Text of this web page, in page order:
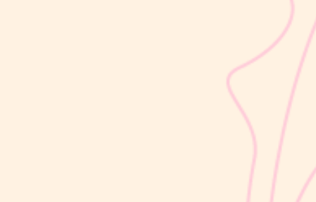
sekitar 2–3 minggu, bahkan sebelum Moms mengalami haid
pertama. Kondisi ini sering kali tidak disadari karena ovulasi dapat
terjadi lebih dulu, sebelum siklus menstruasi kembali. Artinya,